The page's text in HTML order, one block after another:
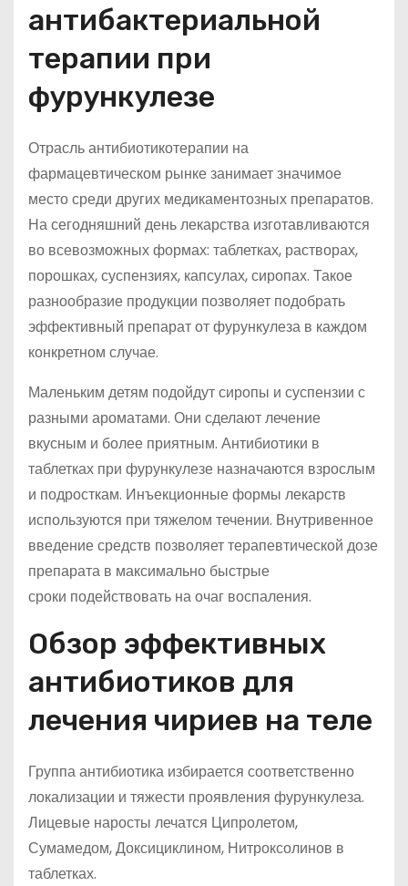
антибактериальной
терапии при
фурункулезе
Отрасль антибиотикотерапии на
фармацевтическом рынке занимает значимое
место среди других медикаментозных препаратов.
На сегодняшний день лекарства изготавливаются
во всевозможных формах: таблетках, растворах,
порошках, суспензиях, капсулах, сиропах. Такое
разнообразие продукции позволяет подобрать
эффективный препарат от фурункулеза в каждом
конкретном случае.
Маленьким детям подойдут сиропы и суспензии с
разными ароматами. Они сделают лечение
вкусным и более приятным. Антибиотики в
таблетках при фурункулезе назначаются взрослым
и подросткам. Инъекционные формы лекарств
используются при тяжелом течении. Внутривенное
введение средств позволяет терапевтической дозе
препарата в максимально быстрые
сроки подействовать на очаг воспаления.
Обзор эффективных
антибиотиков для
лечения чириев на теле
Группа антибиотика избирается соответственно
локализации и тяжести проявления фурункулеза.
Лицевые наросты лечатся Ципролетом,
Сумамедом, Доксициклином, Нитроксолинов в
таблетках.